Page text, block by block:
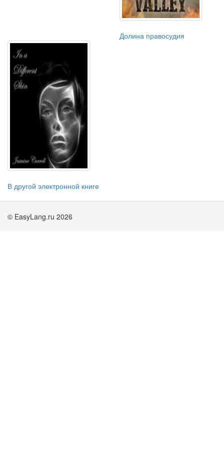
Долина правосудия
В другой электронной книге
© EasyLang.ru 2026